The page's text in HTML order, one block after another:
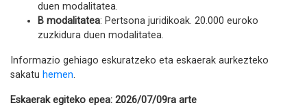
duen modalitatea.
B modalitatea: Pertsona juridikoak. 20.000 euroko
zuzkidura duen modalitatea.
Informazio gehiago eskuratzeko eta eskaerak aurkezteko
sakatu hemen.
Eskaerak egiteko epea: 2026/07/09ra arte